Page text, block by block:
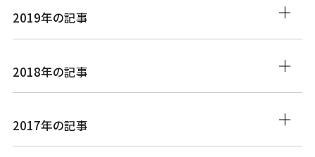
2019年の記事
2018年の記事
2017年の記事